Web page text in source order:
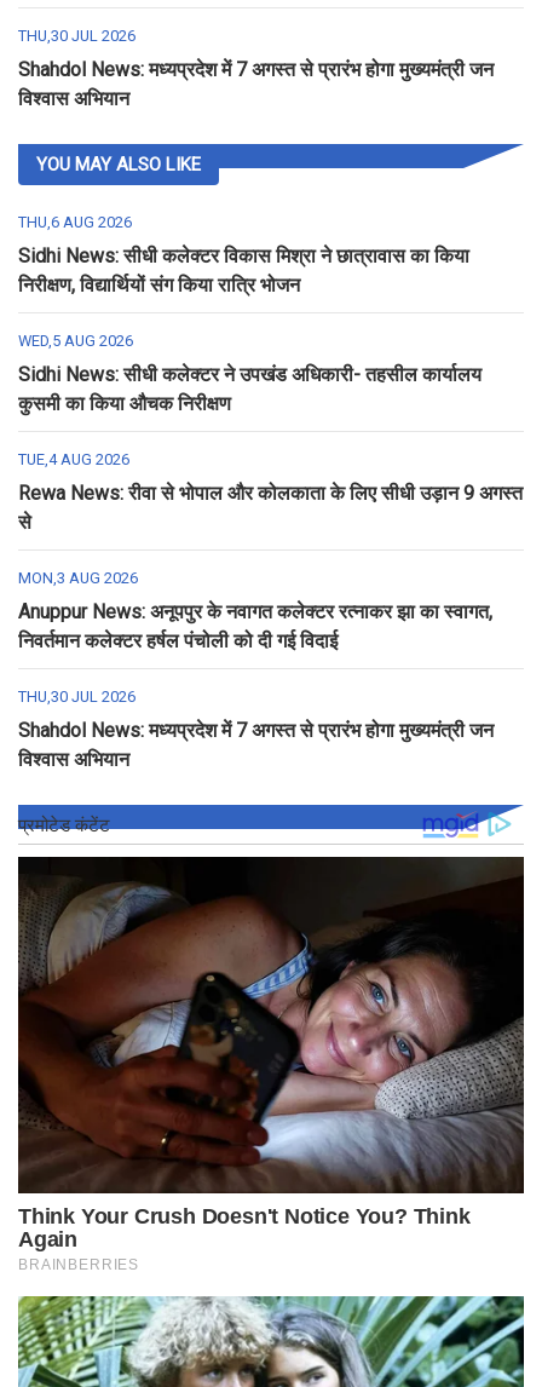
THU,30 JUL 2026
Shahdol News: मध्यप्रदेश में 7 अगस्त से प्रारंभ होगा मुख्यमंत्री जन
विश्वास अभियान
YOU MAY ALSO LIKE
THU,6 AUG 2026
Sidhi News: सीधी कलेक्टर विकास मिश्रा ने छात्रावास का किया
निरीक्षण, विद्यार्थियों संग किया रात्रि भोजन
WED,5 AUG 2026
Sidhi News: सीधी कलेक्टर ने उपखंड अधिकारी- तहसील कार्यालय
कुसमी का किया औचक निरीक्षण
TUE,4 AUG 2026
Rewa News: रीवा से भोपाल और कोलकाता के लिए सीधी उड़ान 9 अगस्त
से
MON,3 AUG 2026
Anuppur News: अनूपपुर के नवागत कलेक्टर रत्नाकर झा का स्वागत,
निवर्तमान कलेक्टर हर्षल पंचोली को दी गई विदाई
THU,30 JUL 2026
Shahdol News: मध्यप्रदेश में 7 अगस्त से प्रारंभ होगा मुख्यमंत्री जन
विश्वास अभियान